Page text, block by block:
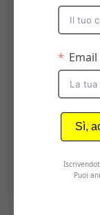
Il
Un